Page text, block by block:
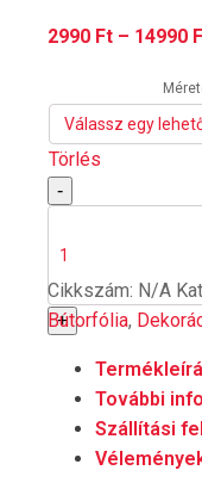
2990 Ft – 14990
Törlés
-
mennyiség
+
Cikkszám: N/A
Bútorfólia,
További
Szállítási